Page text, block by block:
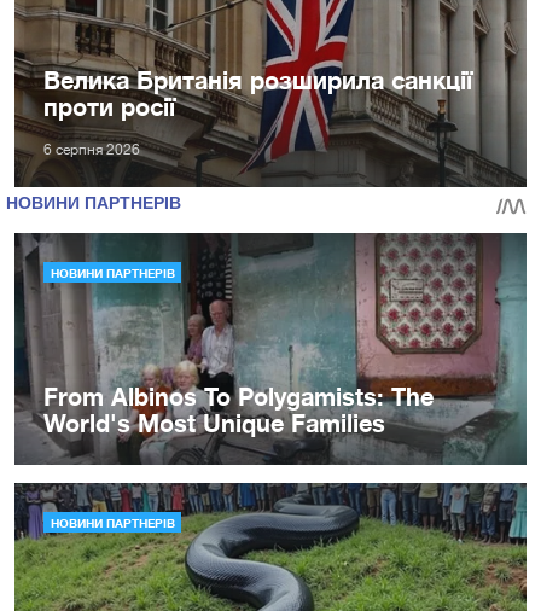
Велика Британія розширила санкції
проти росії
6 серпня 2026